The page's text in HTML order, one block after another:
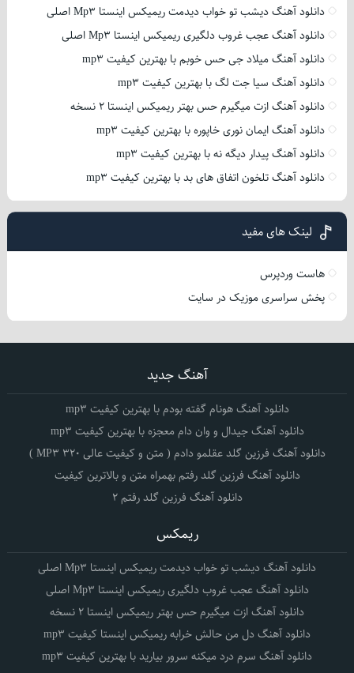
دانلود آهنگ دیشب تو خواب دیدمت ریمیکس اینستا Mp3 اصلی
دانلود آهنگ عجب غروب دلگیری ریمیکس اینستا Mp3 اصلی
دانلود آهنگ میلاد جی حس خوبم با بهترین کیفیت mp3
دانلود آهنگ سیا جت لگ با بهترین کیفیت mp3
دانلود آهنگ ازت میگیرم حس بهتر ریمیکس اینستا 2 نسخه
دانلود آهنگ ایمان نوری خاپوره با بهترین کیفیت mp3
دانلود آهنگ پیدار دیگه نه با بهترین کیفیت mp3
دانلود آهنگ تلخون اتفاق های بد با بهترین کیفیت mp3
لینک های مفید
هاست وردپرس
پخش سراسری موزیک در سایت
آهنگ جدید
دانلود آهنگ هونام گفته بودم با بهترین کیفیت mp3
دانلود آهنگ جیدال و وان دام معجزه با بهترین کیفیت mp3
دانلود آهنگ فرزین گلد عقلمو دادم ( متن و کیفیت عالی 320 MP3 )
دانلود آهنگ فرزین گلد رفتم بهمراه متن و بالاترین کیفیت
دانلود آهنگ فرزین گلد رفتم 2
ریمکس
دانلود آهنگ دیشب تو خواب دیدمت ریمیکس اینستا Mp3 اصلی
دانلود آهنگ عجب غروب دلگیری ریمیکس اینستا Mp3 اصلی
دانلود آهنگ ازت میگیرم حس بهتر ریمیکس اینستا 2 نسخه
دانلود آهنگ دل من حالش خرابه ریمیکس اینستا کیفیت mp3
دانلود آهنگ سرم درد میکنه سرور بیارید با بهترین کیفیت mp3